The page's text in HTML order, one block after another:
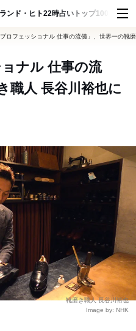
ンド・ヒト22時占い トップ100 スナッ
ロフェッショナル 仕事の流儀」、世界一の靴
ナル 仕事の流
職人 長谷川裕也に
靴磨き職人 長谷川裕也
Image by: NHK